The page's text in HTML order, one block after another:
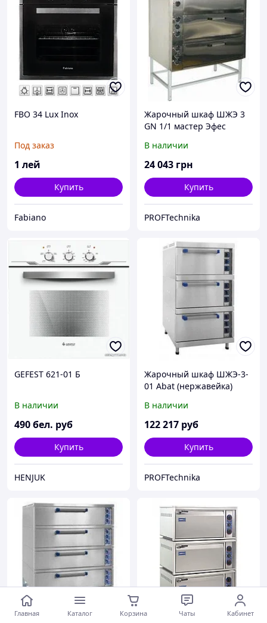
FBO 34 Lux Inox
Под заказ
1 лей
Купить
Fabiano
Жарочный шкаф ШЖЭ 3
GN 1/1 мастер Эфес
В наличии
24 043 грн
Купить
PROFTechnika
GEFEST 621-01 Б
В наличии
490бел. руб
Купить
HENJUK
Жарочный шкаф ШЖЭ-3-
01 Abat (нержавейка)
В наличии
122 217 руб
Купить
PROFTechnika
Главная Каталог Корзина Чаты Кабинет